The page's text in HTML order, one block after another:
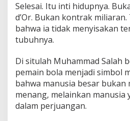
Selesai. Itu inti hidupnya.
d’Or. Bukan kontrak
bahwa ia tidak menyisakan
tubuhnya.
Di situlah Muhammad Salah
pemain bola menjadi simbol
bahwa manusia besar bukan
menang, melainkan manusia
dalam perjuangan.